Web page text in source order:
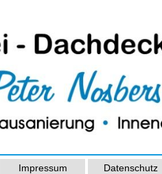
Impressum Datenschutz